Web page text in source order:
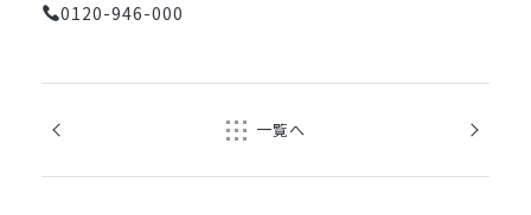
0120-946-000
一覧へ